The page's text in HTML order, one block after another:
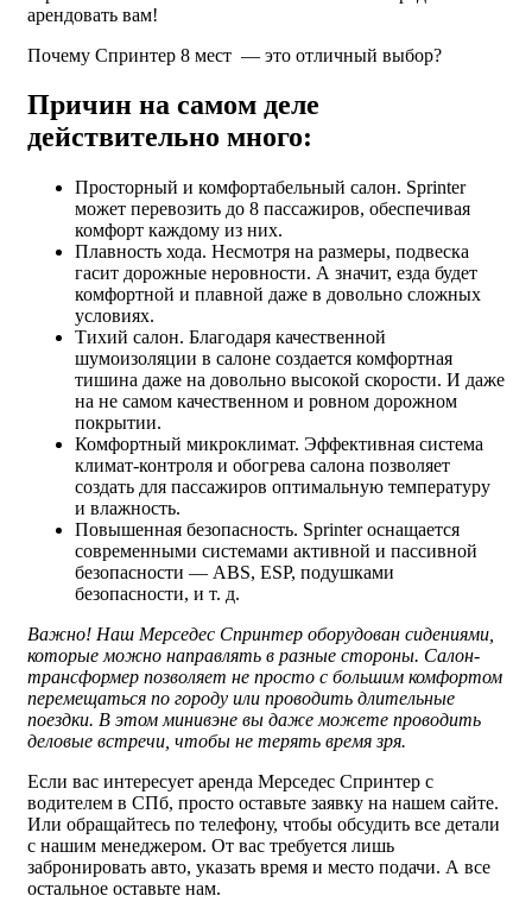
арендовать вам!
Почему Спринтер 8 мест — это отличный выбор?
Причин на самом деле
действительно много:
Просторный и комфортабельный салон. Sprinter
может перевозить до 8 пассажиров, обеспечивая
комфорт каждому из них.
Плавность хода. Несмотря на размеры, подвеска
гасит дорожные неровности. А значит, езда будет
комфортной и плавной даже в довольно сложных
условиях.
Тихий салон. Благодаря качественной
шумоизоляции в салоне создается комфортная
тишина даже на довольно высокой скорости. И даже
на не самом качественном и ровном дорожном
покрытии.
Комфортный микроклимат. Эффективная система
климат-контроля и обогрева салона позволяет
создать для пассажиров оптимальную температуру
и влажность.
Повышенная безопасность. Sprinter оснащается
современными системами активной и пассивной
безопасности — ABS, ESP, подушками
безопасности, и т. д.
Важно! Наш Мерседес Спринтер оборудован сидениями,
которые можно направлять в разные стороны. Салон-
трансформер позволяет не просто с большим комфортом
перемещаться по городу или проводить длительные
поездки. В этом минивэне вы даже можете проводить
деловые встречи, чтобы не терять время зря.
Если вас интересует аренда Мерседес Спринтер с
водителем в СПб, просто оставьте заявку на нашем сайте.
Или обращайтесь по телефону, чтобы обсудить все детали
с нашим менеджером. От вас требуется лишь
забронировать авто, указать время и место подачи. А все
остальное оставьте нам.